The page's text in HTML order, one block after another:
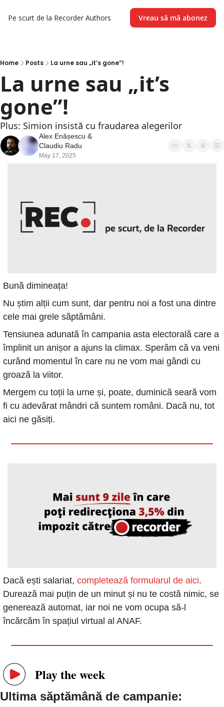
Pe scurt de la Recorder Authors Vreau să mă abonez
Home Posts La urne sau „it’s gone”!
La urne sau „it’s
gone”!
Plus: Simion insistă cu fraudarea alegerilor
Alex Enășescu
Claudiu Radu
May 17, 2025
Bună dimineața!
Nu știm alții cum sunt, dar pentru noi a fost una dintre
cele mai grele săptămâni.
Tensiunea adunată în campania asta electorală care a
împlinit un anișor a ajuns la climax. Sperăm că va veni
curând momentul în care nu ne vom mai gândi cu
groază la viitor.
Mergem cu toții la urne și, poate, duminică seară vom
fi cu adevărat mândri că suntem români. Dacă nu, tot
aici ne găsiți.
Dacă ești salariat, completează formularul de aici.
Durează mai puțin de un minut și nu te costă nimic, se
generează automat, iar noi ne vom ocupa să-l
încărcăm în spațiul virtual al ANAF.
Play the week